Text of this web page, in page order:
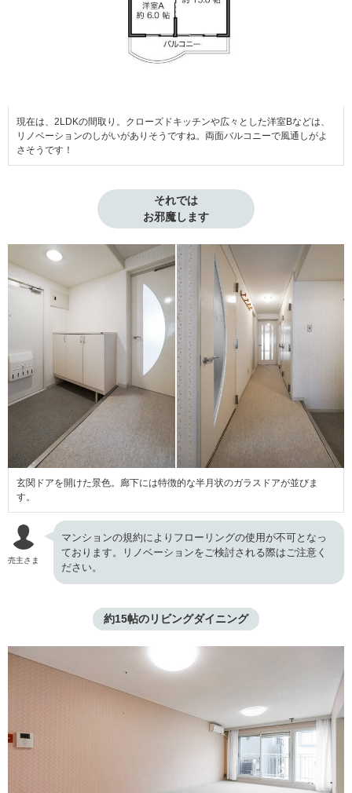
現在は、2LDKの間取り。クローズドキッチンや広々とした洋室Bなどは、
リノベーションのしがいがありそうですね。両面バルコニーで風通しがよ
さそうです！
それでは
お邪魔します
玄関ドアを開けた景色。廊下には特徴的な半月状のガラスドアが並びま
す。
売主さま
マンションの規約によりフローリングの使用が不可となっ
ております。リノベーションをご検討される際はご注意く
ださい。
約15帖のリビングダイニング